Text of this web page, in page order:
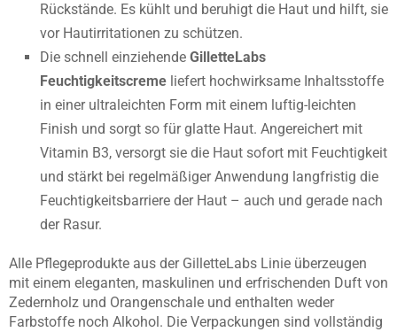
Rückstände. Es kühlt und beruhigt die Haut und hilft, sie
vor Hautirritationen zu schützen.
Die schnell einziehende GilletteLabs
Feuchtigkeitscreme liefert hochwirksame Inhaltsstoffe
in einer ultraleichten Form mit einem luftig-leichten
Finish und sorgt so für glatte Haut. Angereichert mit
Vitamin B3, versorgt sie die Haut sofort mit Feuchtigkeit
und stärkt bei regelmäßiger Anwendung langfristig die
Feuchtigkeitsbarriere der Haut – auch und gerade nach
der Rasur.
Alle Pflegeprodukte aus der GilletteLabs Linie überzeugen
mit einem eleganten, maskulinen und erfrischenden Duft von
Zedernholz und Orangenschale und enthalten weder
Farbstoffe noch Alkohol. Die Verpackungen sind vollständig